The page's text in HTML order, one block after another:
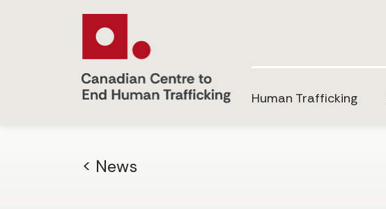
Human Trafficking
< News